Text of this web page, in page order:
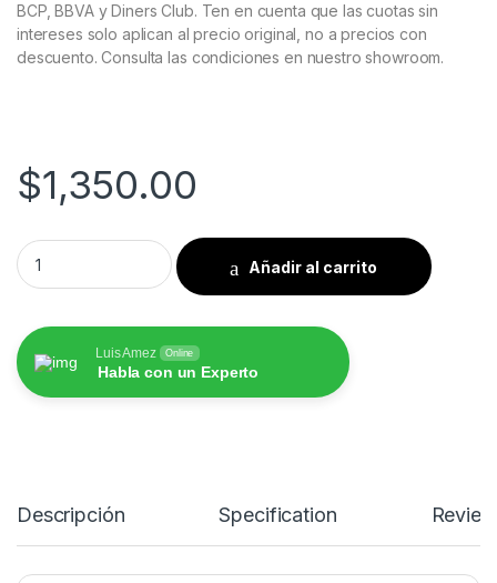
BCP, BBVA y Diners Club. Ten en cuenta que las cuotas sin
intereses solo aplican al precio original, no a precios con
descuento. Consulta las condiciones en nuestro showroom.
$1,350.00
BMW X5 F15 X6 F16 NBT 2014 al 2018 Pantalla HoffBaüer
Añadir al carrito
Luis Amez Online
Habla con un Experto
Descripción Specification